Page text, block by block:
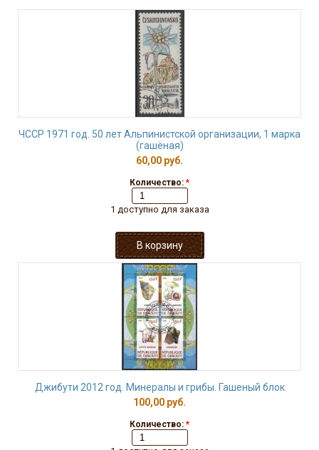
ЧССР 1971 год. 50 лет Альпинистской организации, 1 марка
(гашёная)
60,00 руб.
Количество: *
1 доступно для заказа
Джибути 2012 год. Минералы и грибы. Гашеный блок
100,00 руб.
Количество: *